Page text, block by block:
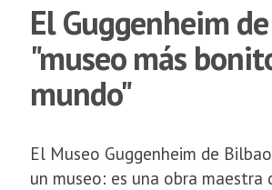
El Guggenheim
"museo más
mundo"
El Museo Guggenheim de
un museo: es una obra